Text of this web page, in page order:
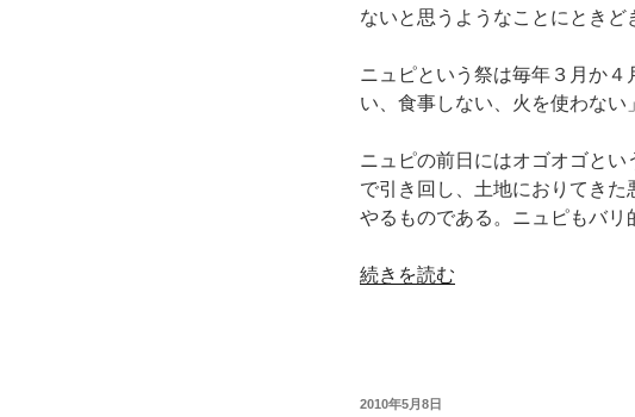
ないと思うようなことにときど
ニュピという祭は毎年３月か
い、食事しない、火を使わない
ニュピの前日にはオゴオゴと
で引き回し、土地におりてき
やるものである。ニュピもバリ
“サ
続きを読む
投
2010年5月8日